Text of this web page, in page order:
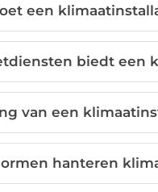
een
biedt een
van een
hanteren